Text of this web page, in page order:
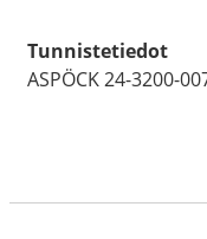
Tunnistetiedot
ASPÖCK 24-3200-